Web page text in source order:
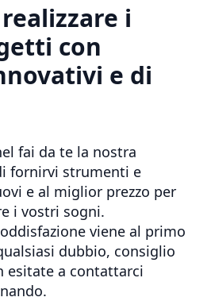
i
con
e di
fai da te la nostra
fornirvi strumenti e
e al miglior prezzo per
i vostri sogni.
viene al primo
dubbio, consiglio
esitate a contattarci